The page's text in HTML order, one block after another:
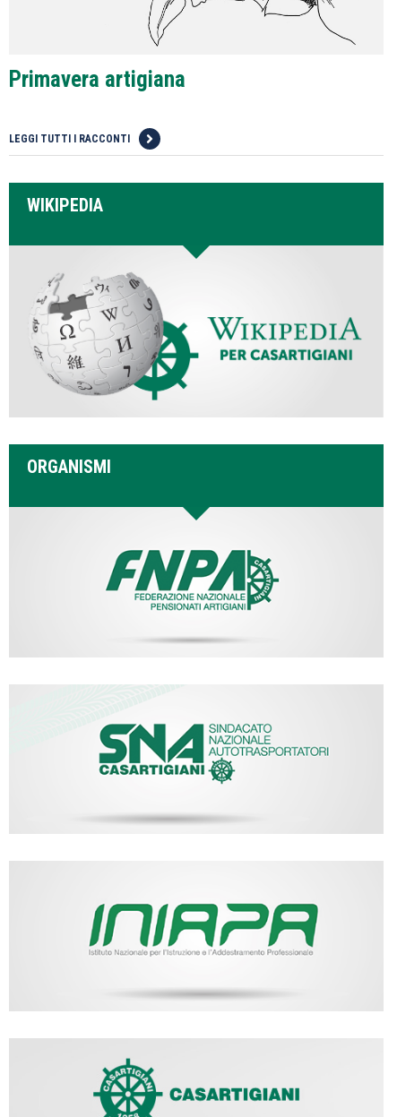
Primavera artigiana
LEGGI TUTTI I RACCONTI
WIKIPEDIA
ORGANISMI